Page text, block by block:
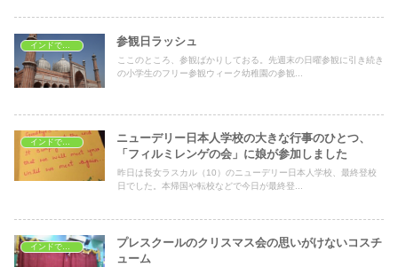
参観日ラッシュ
ここのところ、参観ばかりしておる。先週末の日曜参観に引き続き
の小学生のフリー参観ウィーク幼稚園の参観...
インドで子育て
ニューデリー日本人学校の大きな行事のひとつ、
「フィルミレンゲの会」に娘が参加しました
昨日は長女ラスカル（10）のニューデリー日本人学校、最終登校
日でした。本帰国や転校などで今日が最終登...
インドで子育て
プレスクールのクリスマス会の思いがけないコスチ
ューム